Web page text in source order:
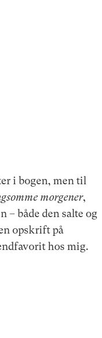
i bogen, men til
morgener,
– både den salte og
opskrift på
hos mig.